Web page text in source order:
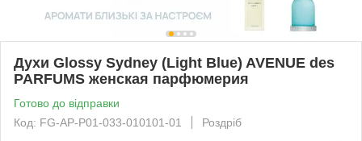
Духи Glossy Sydney (Light Blue) AVENUE des
PARFUMS женская парфюмерия
Готово до відправки
Код: FG-AP-P01-033-010101-01
Роздріб